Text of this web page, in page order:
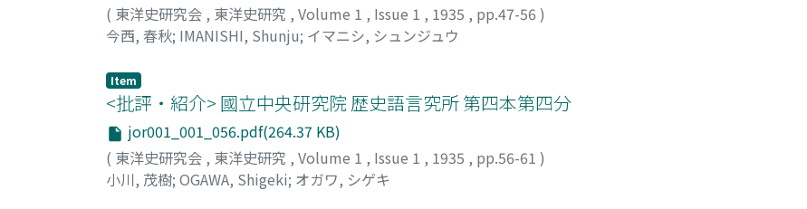
( 東洋史研究会 , 東洋史研究 , Volume 1 , Issue 1 , 1935 , pp.47-56 )
今西, 春秋; IMANISHI, Shunju; イマニシ, シュンジュウ
Item
<批評・紹介> 國立中央研究院 歴史語言究所 第四本第四分
jor001_001_056.pdf(264.37 KB)
( 東洋史研究会 , 東洋史研究 , Volume 1 , Issue 1 , 1935 , pp.56-61 )
小川, 茂樹; OGAWA, Shigeki; オガワ, シゲキ